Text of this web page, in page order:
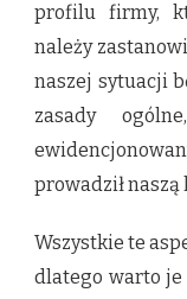
profilu firmy,
należy
naszej sytuacji
zasady
prowadził naszą
Wszystkie te
dlatego warto je